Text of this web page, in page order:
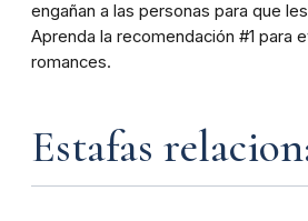
engañan a las personas para que
Aprenda la recomendación #1 para
romances.
Estafas